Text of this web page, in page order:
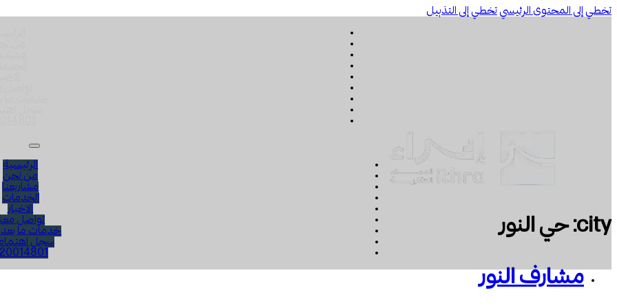
تخطي إلى المحتوى الرئيسي تخطي إلى التذييل
الرئيسية
من نحن
مشاريعنا
الخدمات
الاخبار
تواصل
خدمات ما بعد
سجل
city: حي النور
مشارف النور